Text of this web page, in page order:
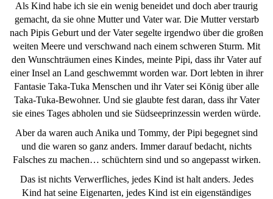
Als Kind habe ich sie ein wenig beneidet und doch aber traurig
gemacht, da sie ohne Mutter und Vater war. Die Mutter verstarb
nach Pipis Geburt und der Vater segelte irgendwo über die großen
weiten Meere und verschwand nach einem schweren Sturm. Mit
den Wunschträumen eines Kindes, meinte Pipi, dass ihr Vater auf
einer Insel an Land geschwemmt worden war. Dort lebten in ihrer
Fantasie Taka-Tuka Menschen und ihr Vater sei König über alle
Taka-Tuka-Bewohner. Und sie glaubte fest daran, dass ihr Vater
sie eines Tages abholen und sie Südseeprinzessin werden würde.
Aber da waren auch Anika und Tommy, der Pipi begegnet sind
und die waren so ganz anders. Immer darauf bedacht, nichts
Falsches zu machen… schüchtern sind und so angepasst wirken.
Das ist nichts Verwerfliches, jedes Kind ist halt anders. Jedes
Kind hat seine Eigenarten, jedes Kind ist ein eigenständiges